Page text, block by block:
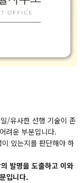
/유사한 선행 기술이 존
려운 부분입니다.
있는지를 판단해야 하
발명을 도출하고 이와
입니다.